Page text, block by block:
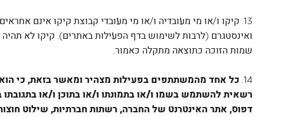
13. קיקו ו/או מי מעובדיה ו/או מי מעובדי קבוצת קיקו אינם
ואינסטגרם (לרבות לשימוש בדף הפעילות באתרים). קיקו לא
שמות הזוכה כתוצאה מתקלה כאמור.
14. כל אחד מהמשתתפים בפעילות מצהיר ומאשר בזאת, כי הוא
רשאית להשתמש בשמו ו/או בתמונתו ו/או בתוכן ו/או
דפוס, אתר האינטרנט של החברה, רשתות חברתיות, שילוט